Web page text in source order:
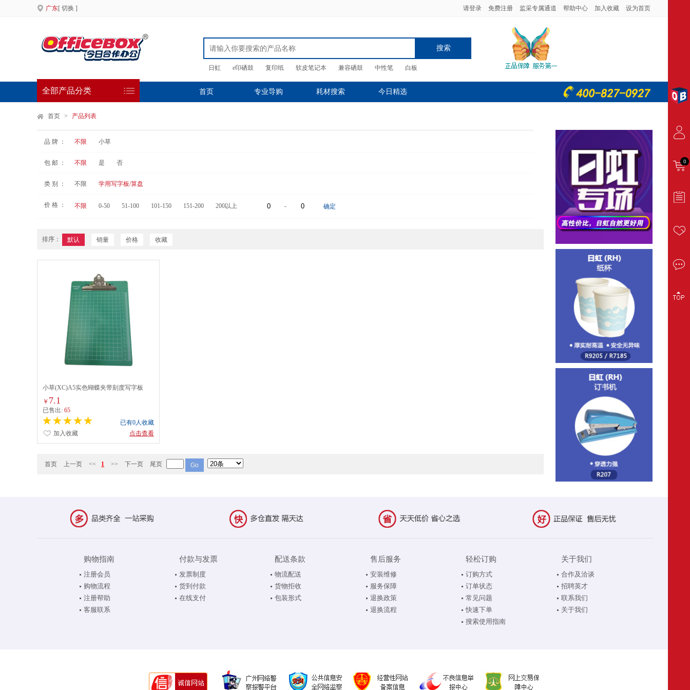
请登录 免费注册 监采专属通道 帮助中心 加入收藏 设为首页
广东[ 切换 ]
搜索
日虹 e印硒鼓 复印纸 软皮笔记本 兼容硒鼓 中性笔 白板
全部产品分类 首页 专业导购 耗材搜索 今日精选
首页 > 产品列表
品 牌 ： 不限 小草
包 邮 ： 不限 是 否
类 别 ： 不限 学用写字板/算盘
价 格 ： 不限 0-50 51-100 101-150 151-200 200以上 - 确定
排序： 默认 销量 价格 收藏
小草(XC)A5实色蝴蝶夹带刻度写字板
(XC-02)
￥ 7.1
已售出: 65
已有0人收藏
点击查看
加入收藏
首页 上一页 << 1 >> 下一页 尾页
购物指南
注册会员
购物流程
注册帮助
客服联系
付款与发票
发票制度
货到付款
在线支付
配送条款
物流配送
货物拒收
包装形式
售后服务
安装维修
服务保障
退换政策
退换流程
轻松订购
订购方式
订单状态
常见问题
快速下单
搜索使用指南
关于我们
合作及洽谈
招聘英才
联系我们
关于我们
0